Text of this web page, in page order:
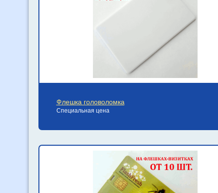
Флешка головоломка
Специальная цена